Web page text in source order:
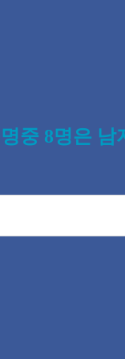
중 8명은 남